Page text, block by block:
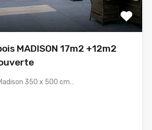
MADISON 17m2 +12m2
350 x 500 cm…